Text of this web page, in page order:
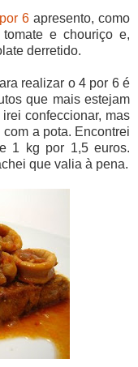
6apresento, como
e chouriço e,
derretido.
realizar o 4 por 6 é
que mais estejam
confeccionar, mas
a pota. Encontrei
1 kg por 1,5 euros.
que valia à pena.